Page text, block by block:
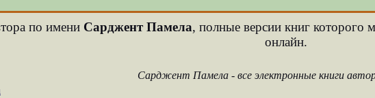
по имени Сарджент Памела, полные версии книг которого
онлайн.
Сарджент Памела - все электронные книги